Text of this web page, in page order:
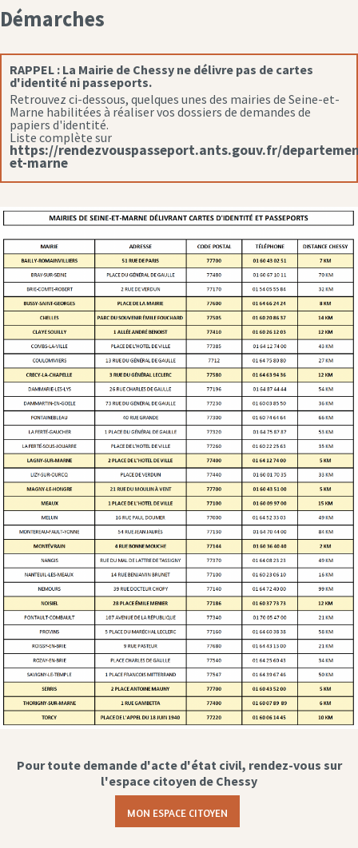
Démarches
RAPPEL : La Mairie de Chessy ne délivre pas de cartes
d'identité ni passeports.
Retrouvez ci-dessous, quelques unes des mairies de Seine-et-
Marne habilitées à réaliser vos dossiers de demandes de
papiers d'identité.
Liste complète sur
https://rendezvouspasseport.ants.gouv.fr/
et-marne
Pour toute demande d'acte d'état civil, rendez-vous sur
l'espace citoyen de Chessy
MON ESPACE CITOYEN